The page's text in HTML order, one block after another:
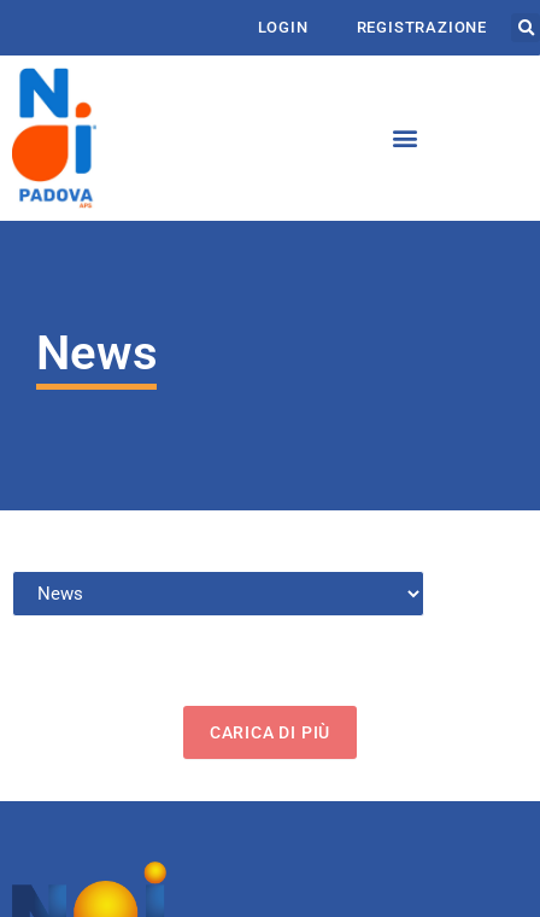
LOGIN REGISTRAZIONE
News
CARICA DI PIÙ